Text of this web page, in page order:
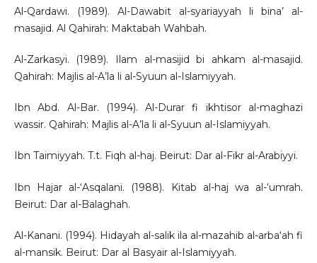
Al-Qardawi. (1989). Al-Dawabit al-syariayyah li bina’ al-
masajid. Al Qahirah: Maktabah Wahbah.
Al-Zarkasyi. (1989). Ilam al-masijid bi ahkam al-masajid.
Qahirah: Majlis al-A’la li al-Syuun al-Islamiyyah.
Ibn Abd. Al-Bar. (1994). Al-Durar fi ikhtisor al-maghazi
wassir. Qahirah: Majlis al-A’la li al-Syuun al-Islamiyyah.
Ibn Taimiyyah. T.t. Fiqh al-haj. Beirut: Dar al-Fikr al-Arabiyyi.
Ibn Hajar al-‘Asqalani. (1988). Kitab al-haj wa al-‘umrah.
Beirut: Dar al-Balaghah.
Al-Kanani. (1994). Hidayah al-salik ila al-mazahib al-arba‘ah fi
al-mansik. Beirut: Dar al Basyair al-Islamiyyah.